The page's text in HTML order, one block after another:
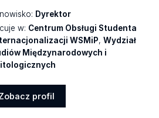
Dyrektor
w: Centrum Obsługi Studenta
WSMiP,Wydział
Międzynarodowych i
profil